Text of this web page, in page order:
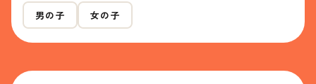
男の子 女の子